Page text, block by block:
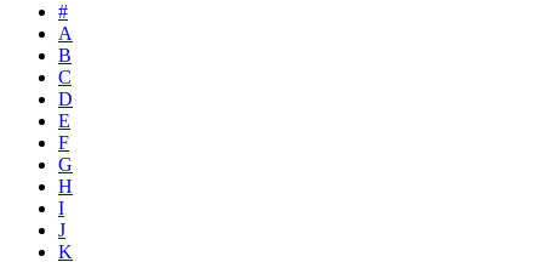
#
A
B
C
D
E
F
G
H
I
J
K